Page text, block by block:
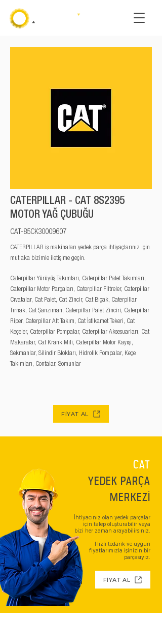
CATERPILLAR - CAT 8S2395
MOTOR YAĞ ÇUBUĞU
CAT-85CK30009607
CATERPILLAR iş makinaları yedek parça ihtiyaçlarınız için
mutlaka bizimle iletişime geçin.
Caterpillar Yürüyüş Takımları, Caterpillar Palet Takımları,
Caterpillar Motor Parçaları, Caterpillar Filtreler, Caterpillar
Cıvatalar, Cat Palet, Cat Zincir, Cat Bıçak, Caterpillar
Tırnak, Cat Şanzıman, Caterpillar Palet Zinciri, Caterpillar
Riper, Caterpillar Alt Takım, Cat İstikamet Tekeri, Cat
Keçeler, Caterpillar Pompalar, Caterpillar Aksesuarları, Cat
Makaralar, Cat Krank Mili, Caterpillar Motor Kayışı,
Sekmanlar, Silindir Blokları, Hidrolik Pompalar, Keçe
Takımları, Contalar, Somunlar
FİYAT AL
CAT
YEDEK PARÇA
MERKEZİ
İhtiyacınız olan yedek parçalar
için talep oluşturabilir veya
bizi her zaman arayabilirsiniz.
Hızlı tedarik ve uygun
fiyatlarımızla işinizin bir
parçasıyız.
FİYAT AL